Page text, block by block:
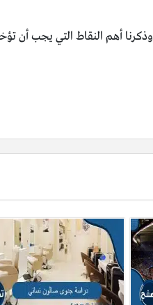
وذكرنا أهم النقاط التي يجب أن